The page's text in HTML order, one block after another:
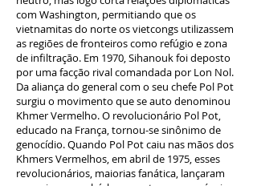
com Washington, permitiando que os
vietnamitas do norte os vietcongs utilizassem
as regiões de fronteiros como refúgio e zona
de infiltração. Em 1970, Sihanouk foi deposto
por uma facção rival comandada por Lon Nol.
Da aliança do general com o seu chefe Pol Pot
surgiu o movimento que se auto denominou
Khmer Vermelho. O revolucionário Pol Pot,
educado na França, tornou-se sinônimo de
genocídio. Quando Pol Pot caiu nas mãos dos
Khmers Vermelhos, em abril de 1975, esses
revolucionários, maiorias fanática, lançaram